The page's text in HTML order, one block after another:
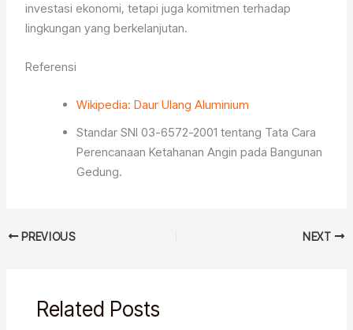
investasi ekonomi, tetapi juga komitmen terhadap
lingkungan yang berkelanjutan.
Referensi
Wikipedia: Daur Ulang Aluminium
Standar SNI 03-6572-2001 tentang Tata Cara
Perencanaan Ketahanan Angin pada Bangunan
Gedung.
PREVIOUS NEXT
Related Posts